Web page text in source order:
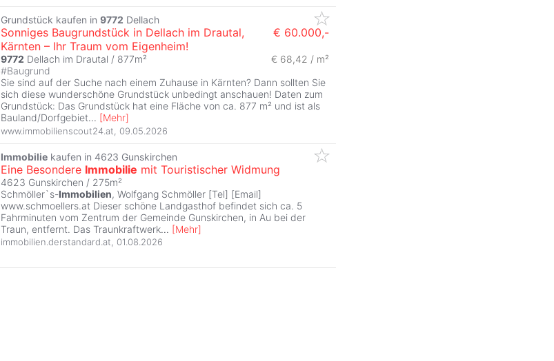
Grundstück kaufen in 9772 Dellach
Sonniges Baugrundstück in Dellach im Drautal,
Kärnten – Ihr Traum vom Eigenheim!
€ 60.000,-
9772 Dellach im Drautal / 877m²
€ 68,42 / m²
#Baugrund
Sie sind auf der Suche nach einem Zuhause in Kärnten? Dann sollten Sie
sich diese wunderschöne Grundstück unbedingt anschauen! Daten zum
Grundstück: Das Grundstück hat eine Fläche von ca. 877 m² und ist als
Bauland/Dorfgebiet... [Mehr]
www.immobilienscout24.at 09.05.2026
Immobilie kaufen in 4623 Gunskirchen
Eine Besondere Immobilie mit Touristischer Widmung
4623 Gunskirchen / 275m²
Schmöller`s-Immobilien, Wolfgang Schmöller [Tel] [Email]
www.schmoellers.at Dieser schöne Landgasthof befindet sich ca. 5
Fahrminuten vom Zentrum der Gemeinde Gunskirchen, in Au bei der
Traun, entfernt. Das Traunkraftwerk... [Mehr]
immobilien.derstandard.at 01.08.2026